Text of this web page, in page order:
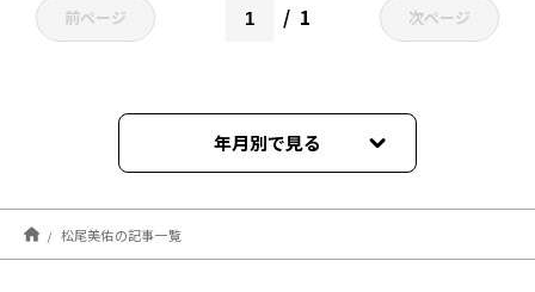
前ページ 1 次ページ
年月別で見る
2024年09月
2024年05月
松尾美佑の記事一覧